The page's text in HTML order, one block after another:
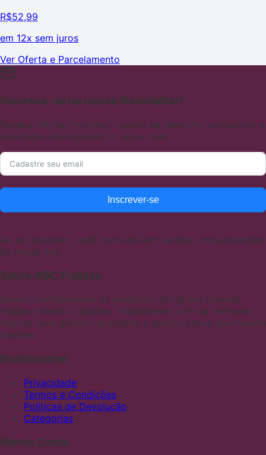
R$52,99
em 12x sem juros
Ver Oferta e Parcelamento
Inscreva-se na nossa Newsletter!
Receba ofertas incríveis, cupons de desconto exclusivos e
novidades diretamente no seu e-mail.
Inscrever-se
Ao se inscrever, você concorda em receber comunicações
de nossa loja.
Sobre ABC Fraldas
Somos distribuidores de produtos de higiene pessoal,
fraldas infantis e adultas. Trabalhamos com as melhores
marcas para garantir qualidade e preços justos aos nossos
clientes
Institucional
Privacidade
Termos e Condições
Políticas de Devolução
Categorias
Minha Conta